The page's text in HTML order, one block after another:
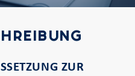
ZUR